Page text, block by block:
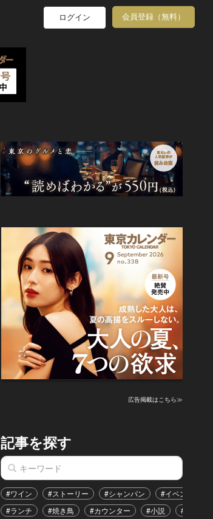
ログイン 会員登録（無料）
広告掲載はこちら≫
記事を探す
#ワイン #ストーリー #シャンパン #イベント
#ランチ
#焼き鳥 #カウンター #小説 #恋愛